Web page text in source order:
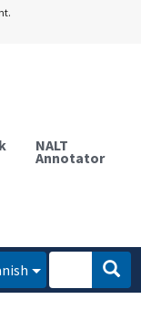
NALT
Annotator